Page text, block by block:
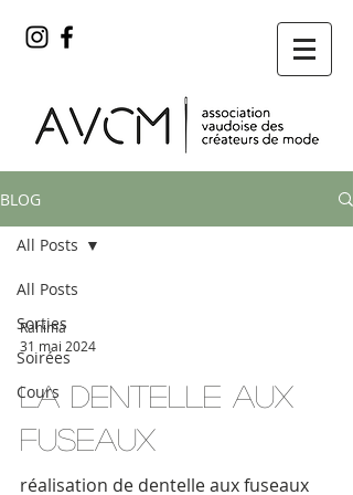
BLOG
All Posts
Sorties
Soirées
Cours
All Posts
Rahima
31 mai 2024
La dentelle aux
fuseaux
réalisation de dentelle aux fuseaux